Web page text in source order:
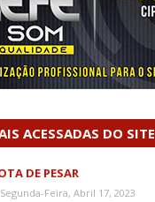
ACESSADAS DO SITE
DE PESAR
Segunda-Feira, Abril 17, 2023